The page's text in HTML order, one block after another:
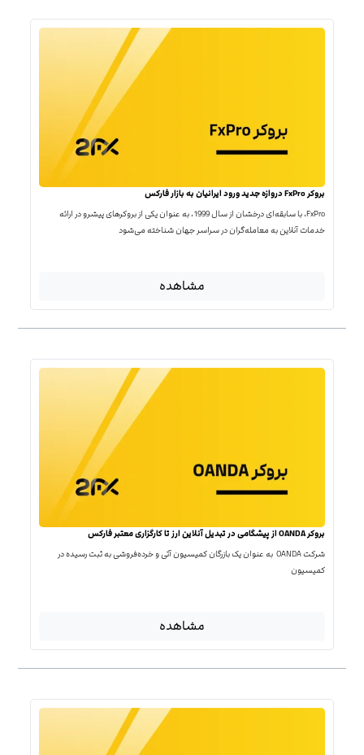
بروکر FxPro دروازه جدید ورود ایرانیان به بازار فارکس
FxPro، با سابقه‌ای درخشان از سال 1999، به عنوان یکی از بروکرهای پیشرو در ارائه
خدمات آنلاین به معامله‌گران در سراسر جهان شناخته می‌شود
مشاهده
بروکر OANDA از پیشگامی در تبدیل آنلاین ارز تا کارگزاری معتبر فارکس
شرکت OANDA به عنوان یک بازرگان کمیسیون آتی و خرده‌فروشی به ثبت رسیده در
کمیسیون
مشاهده